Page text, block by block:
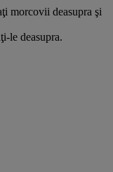
morcovii deasupra şi
le deasupra.